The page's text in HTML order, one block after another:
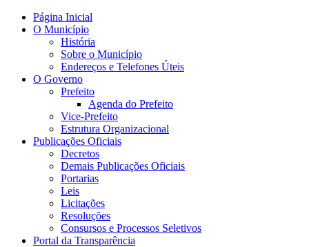
Página Inicial
O Município
História
Sobre o Município
Endereços e Telefones Úteis
O Governo
Prefeito
Agenda do Prefeito
Vice-Prefeito
Estrutura Organizacional
Publicações Oficiais
Decretos
Demais Publicações Oficiais
Portarias
Leis
Licitações
Resoluções
Consursos e Processos Seletivos
Portal da Transparência